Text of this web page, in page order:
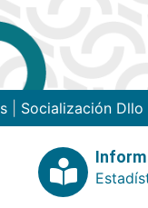
Socialización